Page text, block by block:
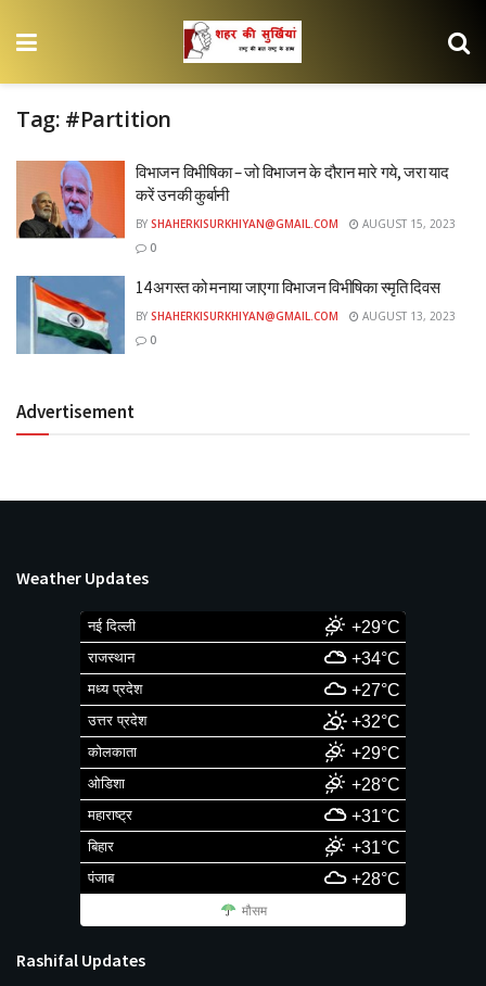
Tag: #Partition
विभाजन विभीषिका – जो विभाजन के दौरान मारे गये, जरा याद
करें उनकी कुर्बानी
BY SHAHERKISURKHIYAN@GMAIL.COM
AUGUST 15, 2023
0
14 अगस्त को मनाया जाएगा विभाजन विभीषिका स्मृति दिवस
BY SHAHERKISURKHIYAN@GMAIL.COM
AUGUST 13, 2023
0
Advertisement
Weather Updates
नई दिल्ली +29°C
राजस्थान +34°C
मध्य प्रदेश +27°C
उत्तर प्रदेश +32°C
कोलकाता +29°C
ओडिशा +28°C
महाराष्ट्र +31°C
बिहार +31°C
पंजाब +28°C
मौसम
Rashifal Updates